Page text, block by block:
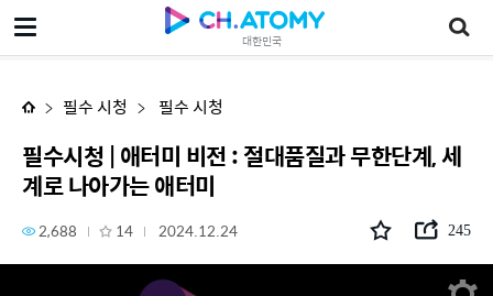
대한민국
필수 시청 필수 시청
필수시청 | 애터미 비전 : 절대품질과 무한단계, 세
계로 나아가는 애터미
2,688 14 2024.12.24 245